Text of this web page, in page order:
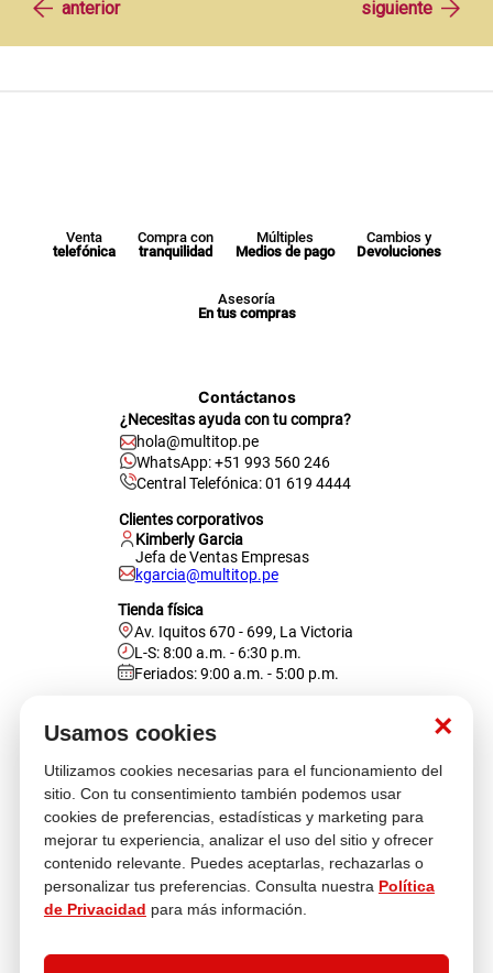
×
Usamos cookies
Utilizamos cookies necesarias para el funcionamiento del
sitio. Con tu consentimiento también podemos usar
cookies de preferencias, estadísticas y marketing para
mejorar tu experiencia, analizar el uso del sitio y ofrecer
contenido relevante. Puedes aceptarlas, rechazarlas o
personalizar tus preferencias. Consulta nuestra Política
de Privacidad para más información.
Venta
telefónica
Compra con
tranquilidad
Múltiples
Medios de pago
Cambios y
Devoluciones
Asesoría
En tus compras
Contáctanos
¿Necesitas ayuda con tu compra?
hola@multitop.pe
WhatsApp: +51 993 560 246
Central Telefónica: 01 619 4444
Clientes corporativos
Kimberly Garcia
Jefa de Ventas Empresas
kgarcia@multitop.pe
Tienda física
Av. Iquitos 670 - 699, La Victoria
L-S: 8:00 a.m. - 6:30 p.m.
Feriados: 9:00 a.m. - 5:00 p.m.
Atención al cliente
Descubre más